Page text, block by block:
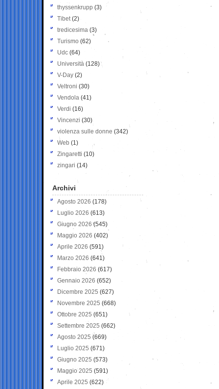
thyssenkrupp (3)
Tibet(2)
tredicesima (3)
Turismo (62)
Udc (64)
Università (128)
V-Day (2)
Veltroni (30)
Vendola (41)
Verdi (16)
Vincenzi (30)
violenza sulle donne (342)
Web (1)
Zingaretti (10)
zingari (14)
Archivi
Agosto 2026 (178)
Luglio 2026 (613)
Giugno 2026 (545)
Maggio 2026 (402)
Aprile 2026 (591)
Marzo 2026 (641)
Febbraio 2026 (617)
Gennaio 2026 (652)
Dicembre 2025 (627)
Novembre 2025 (668)
Ottobre 2025 (651)
Settembre 2025 (662)
Agosto 2025 (669)
Luglio 2025 (671)
Giugno 2025 (573)
Maggio 2025 (591)
Aprile 2025 (622)